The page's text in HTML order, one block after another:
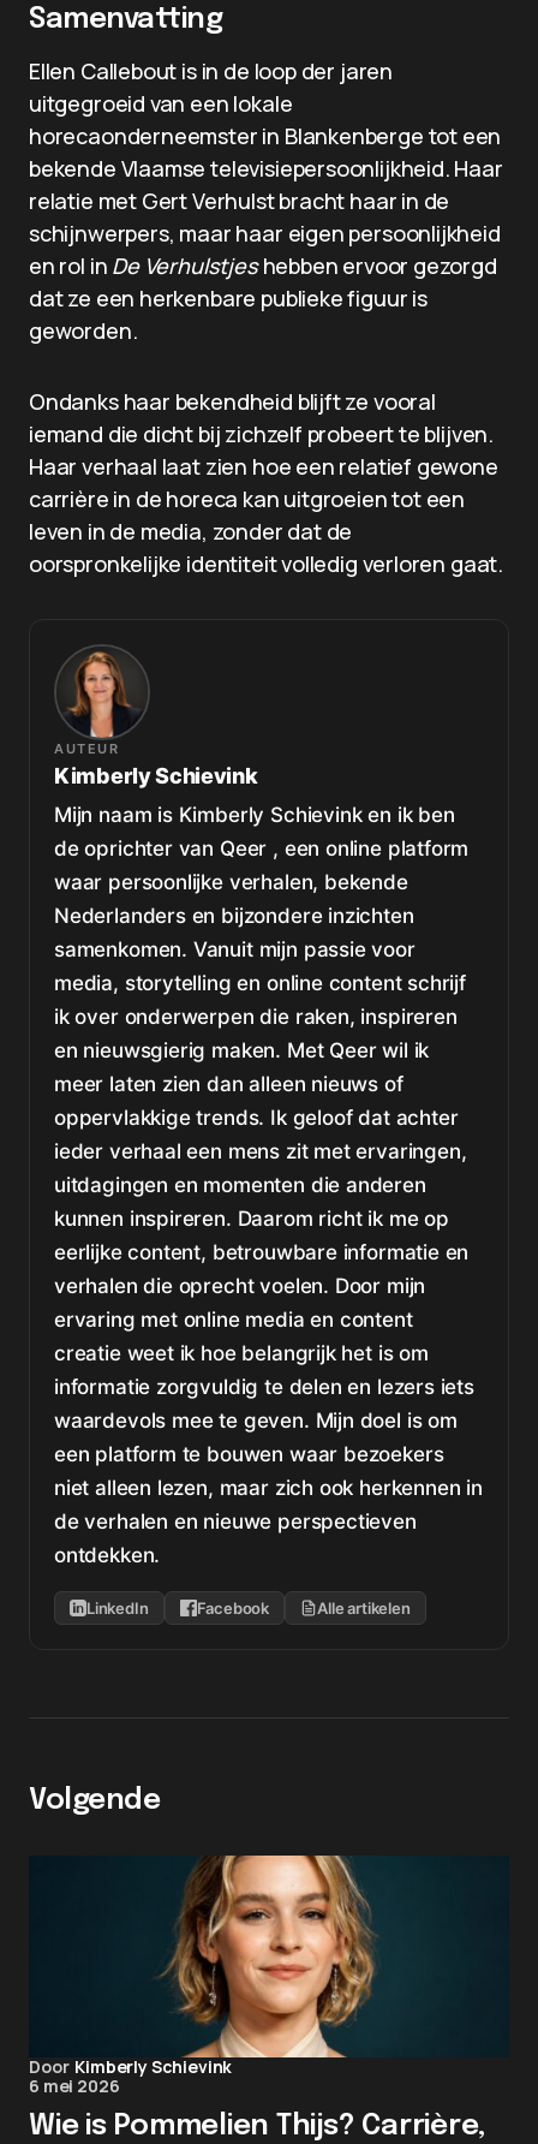
Samenvatting
Ellen Callebout is in de loop der jaren
uitgegroeid van een lokale
horecaonderneemster in Blankenberge tot een
bekende Vlaamse televisiepersoonlijkheid. Haar
relatie met Gert Verhulst bracht haar in de
schijnwerpers, maar haar eigen persoonlijkheid
en rol in De Verhulstjeshebben ervoor gezorgd
dat ze een herkenbare publieke figuur is
geworden.
Ondanks haar bekendheid blijft ze vooral
iemand die dicht bij zichzelf probeert te blijven.
Haar verhaal laat zien hoe een relatief gewone
carrière in de horeca kan uitgroeien tot een
leven in de media, zonder dat de
oorspronkelijke identiteit volledig verloren gaat.
AUTEUR
Kimberly Schievink
Mijn naam is Kimberly Schievink en ik ben
de oprichter van Qeer , een online platform
waar persoonlijke verhalen, bekende
Nederlanders en bijzondere inzichten
samenkomen. Vanuit mijn passie voor
media, storytelling en online content schrijf
ik over onderwerpen die raken, inspireren
en nieuwsgierig maken. Met Qeer wil ik
meer laten zien dan alleen nieuws of
oppervlakkige trends. Ik geloof dat achter
ieder verhaal een mens zit met ervaringen,
uitdagingen en momenten die anderen
kunnen inspireren. Daarom richt ik me op
eerlijke content, betrouwbare informatie en
verhalen die oprecht voelen. Door mijn
ervaring met online media en content
creatie weet ik hoe belangrijk het is om
informatie zorgvuldig te delen en lezers iets
waardevols mee te geven. Mijn doel is om
een platform te bouwen waar bezoekers
niet alleen lezen, maar zich ook herkennen in
de verhalen en nieuwe perspectieven
ontdekken.
LinkedIn Facebook Alle artikelen
Volgende
Door Kimberly Schievink
6 mei 2026
Wie is Pommelien Thijs? Carrière,